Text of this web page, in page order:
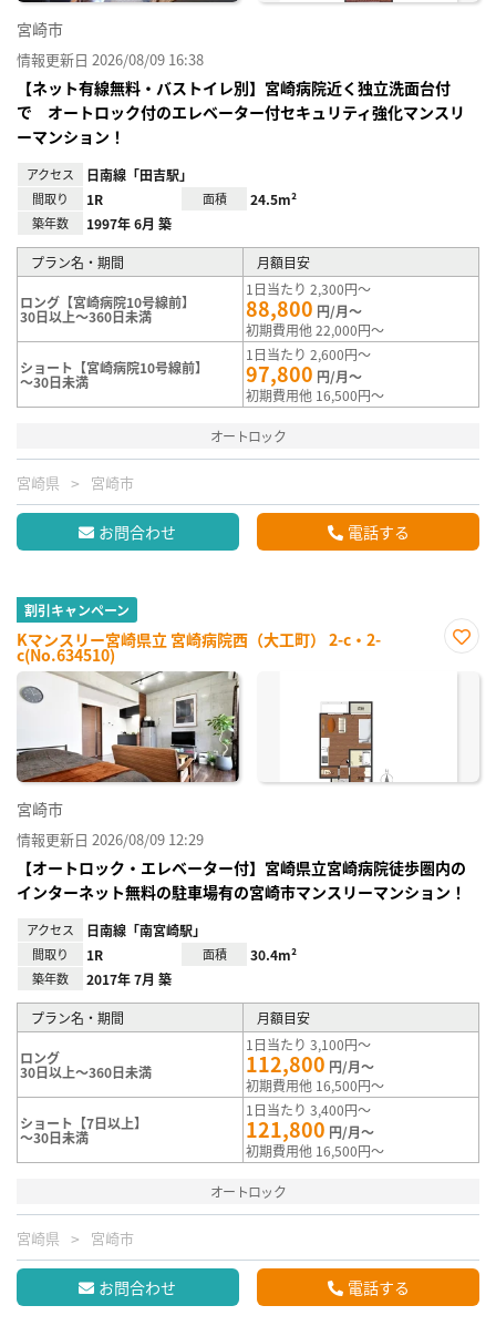
宮崎市
情報更新日 2026/08/09 16:38
【ネット有線無料・バストイレ別】宮崎病院近く独立洗面台付
で オートロック付のエレベーター付セキュリティ強化マンスリ
ーマンション！
アクセス 日南線「田吉駅」
間取り 1R 面積 24.5m²
築年数 1997年 6月 築
プラン名・期間 月額目安
ロング【宮崎病院10号線前】
30日以上～360日未満
1日当たり 2,300円～
88,800 円/月～
初期費用他 22,000円～
ショート【宮崎病院10号線前】
～30日未満
1日当たり 2,600円～
97,800 円/月～
初期費用他 16,500円～
オートロック
宮崎県 宮崎市
お問合わせ 電話する
割引キャンペーン
Kマンスリー宮崎県立 宮崎病院西（大工町） 2-c・2-
c(No.634510)
に入
宮崎市
情報更新日 2026/08/09 12:29
【オートロック・エレベーター付】宮崎県立宮崎病院徒歩圏内の
インターネット無料の駐車場有の宮崎市マンスリーマンション！
アクセス 日南線「南宮崎駅」
間取り 1R 面積 30.4m²
築年数 2017年 7月 築
プラン名・期間 月額目安
ロング
30日以上～360日未満
1日当たり 3,100円～
112,800 円/月～
初期費用他 16,500円～
ショート【7日以上】
～30日未満
1日当たり 3,400円～
121,800 円/月～
初期費用他 16,500円～
オートロック
宮崎県 宮崎市
お問合わせ 電話する